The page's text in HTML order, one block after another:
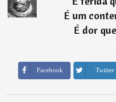
É um
É dor
Facebook Twitter